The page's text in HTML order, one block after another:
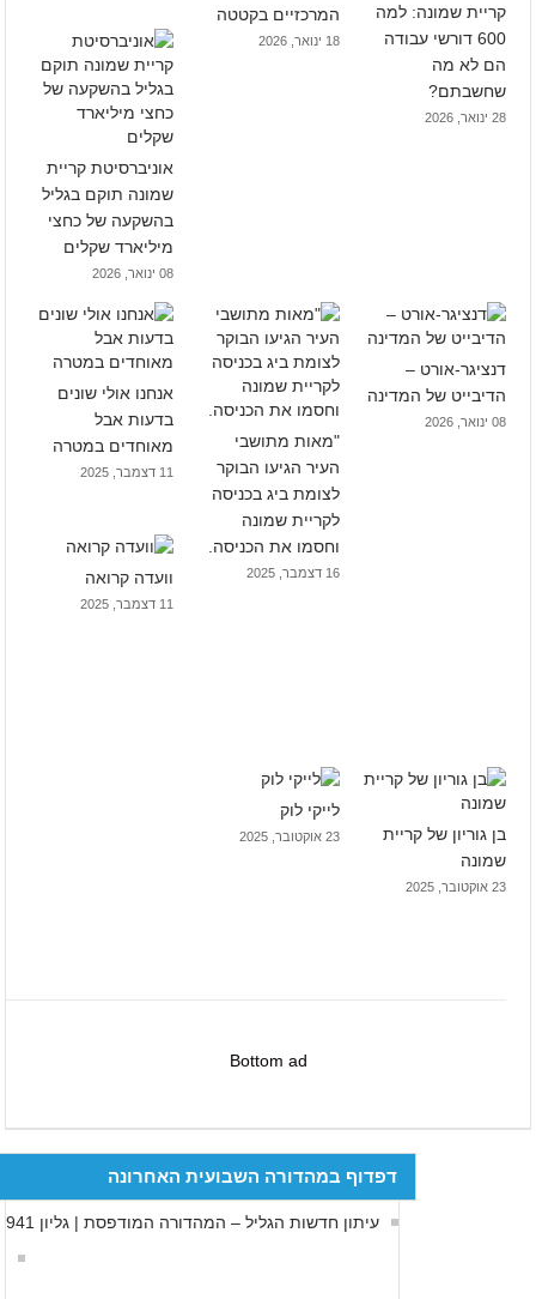
קריית שמונה: למה
600 דורשי עבודה
הם לא מה
שחשבתם?
28 ינואר, 2026
המרכזיים בקטטה
18 ינואר, 2026
אוניברסיטת קריית
שמונה תוקם בגליל
בהשקעה של כחצי
מיליארד שקלים
08 ינואר, 2026
דנציגר-אורט –
הדיבייט של המדינה
08 ינואר, 2026
"מאות מתושבי
העיר הגיעו הבוקר
לצומת ביג בכניסה
לקריית שמונה
וחסמו את הכניסה.
16 דצמבר, 2025
אנחנו אולי שונים
בדעות אבל
מאוחדים במטרה
11 דצמבר, 2025
וועדה קרואה
11 דצמבר, 2025
בן גוריון של קריית
שמונה
23 אוקטובר, 2025
לייקי לוק
23 אוקטובר, 2025
Bottom ad
דפדוף במהדורה השבועית האחרונה
עיתון חדשות הגליל – המהדורה המודפסת | גליון 941